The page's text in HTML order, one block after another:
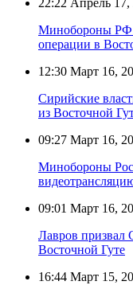
Минобороны РФ
операции в
12:30 Март 16,
Сирийские
из Восточной
09:27 Март 16,
Минобороны
09:01 Март 16,
Лавров призвал
Восточной Гуте
16:44 Март 15,